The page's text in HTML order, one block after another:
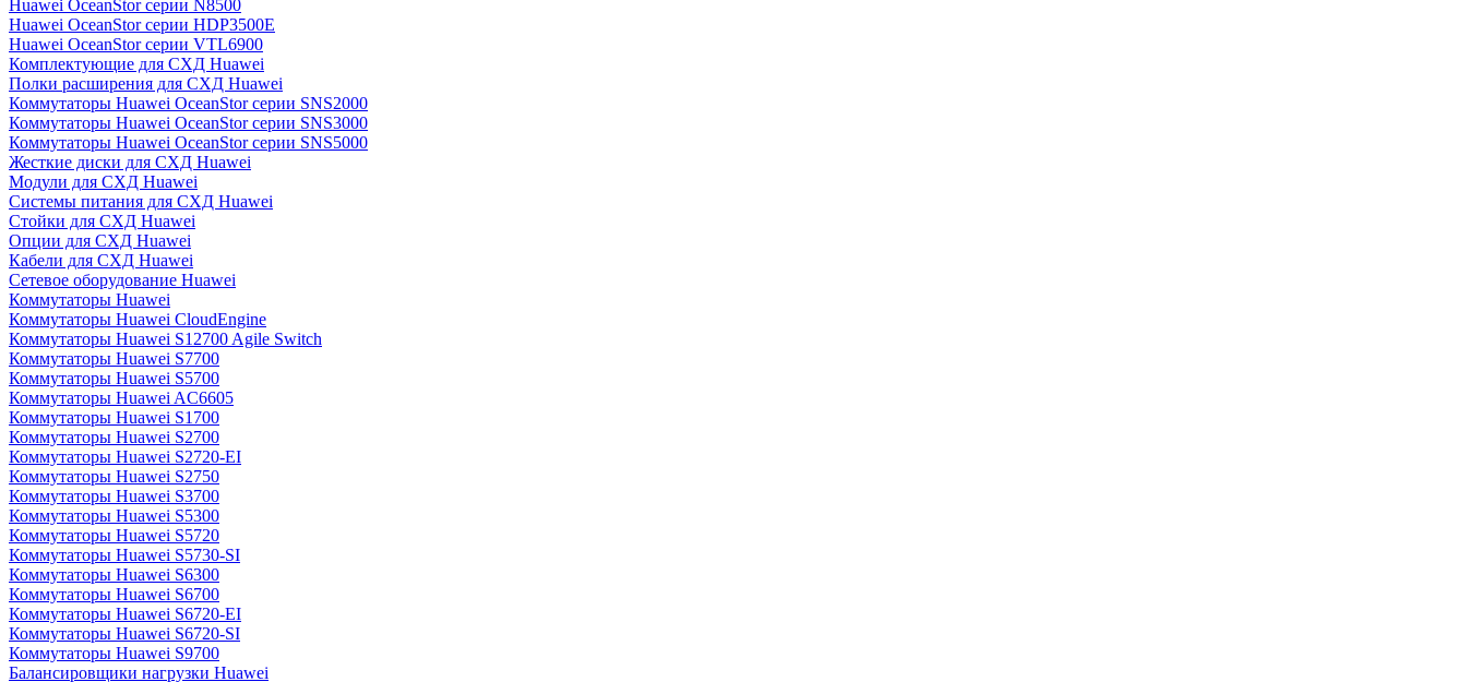
Huawei OceanStor серии N8500
Huawei OceanStor серии HDP3500E
Huawei OceanStor серии VTL6900
Комплектующие для СХД Huawei
Полки расширения для СХД Huawei
Коммутаторы Huawei OceanStor серии SNS2000
Коммутаторы Huawei OceanStor серии SNS3000
Коммутаторы Huawei OceanStor серии SNS5000
Жесткие диски для СХД Huawei
Модули для СХД Huawei
Системы питания для СХД Huawei
Стойки для СХД Huawei
Опции для СХД Huawei
Кабели для СХД Huawei
Сетевое оборудование Huawei
Коммутаторы Huawei
Коммутаторы Huawei CloudEngine
Коммутаторы Huawei S12700 Agile Switch
Коммутаторы Huawei S7700
Коммутаторы Huawei S5700
Коммутаторы Huawei AC6605
Коммутаторы Huawei S1700
Коммутаторы Huawei S2700
Коммутаторы Huawei S2720-EI
Коммутаторы Huawei S2750
Коммутаторы Huawei S3700
Коммутаторы Huawei S5300
Коммутаторы Huawei S5720
Коммутаторы Huawei S5730-SI
Коммутаторы Huawei S6300
Коммутаторы Huawei S6700
Коммутаторы Huawei S6720-EI
Коммутаторы Huawei S6720-SI
Коммутаторы Huawei S9700
Балансировщики нагрузки Huawei